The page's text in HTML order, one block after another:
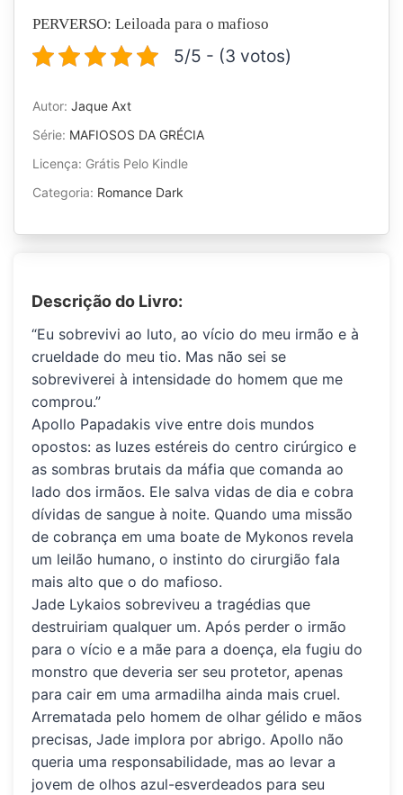
PERVERSO: Leiloada para o mafioso
5/5 - (3 votos)
Autor: Jaque Axt
Série: MAFIOSOS DA GRÉCIA
Licença: Grátis Pelo Kindle
Categoria: Romance Dark
Descrição do Livro:
“Eu sobrevivi ao luto, ao vício do meu irmão e à
crueldade do meu tio. Mas não sei se
sobreviverei à intensidade do homem que me
comprou.”
Apollo Papadakis vive entre dois mundos
opostos: as luzes estéreis do centro cirúrgico e
as sombras brutais da máfia que comanda ao
lado dos irmãos. Ele salva vidas de dia e cobra
dívidas de sangue à noite. Quando uma missão
de cobrança em uma boate de Mykonos revela
um leilão humano, o instinto do cirurgião fala
mais alto que o do mafioso.
Jade Lykaios sobreviveu a tragédias que
destruiriam qualquer um. Após perder o irmão
para o vício e a mãe para a doença, ela fugiu do
monstro que deveria ser seu protetor, apenas
para cair em uma armadilha ainda mais cruel.
Arrematada pelo homem de olhar gélido e mãos
precisas, Jade implora por abrigo. Apollo não
queria uma responsabilidade, mas ao levar a
jovem de olhos azul-esverdeados para seu